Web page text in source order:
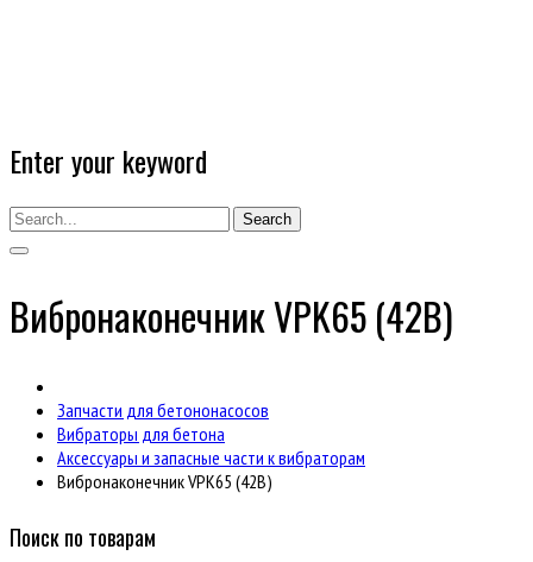
Enter your keyword
Search
Вибронаконечник VPK65 (42В)
Запчасти для бетононасосов
Вибраторы для бетона
Аксессуары и запасные части к вибраторам
Вибронаконечник VPK65 (42В)
Поиск по товарам